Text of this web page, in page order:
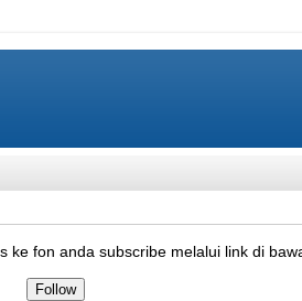
ke fon anda subscribe melalui link di